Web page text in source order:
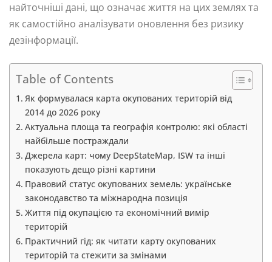
найточніші дані, що означає життя на цих землях та
як самостійно аналізувати оновлення без ризику
дезінформації.
Table of Contents
Як формувалася карта окупованих територій від
2014 до 2026 року
Актуальна площа та географія контролю: які області
найбільше постраждали
Джерела карт: чому DeepStateMap, ISW та інші
показують дещо різні картини
Правовий статус окупованих земель: українське
законодавство та міжнародна позиція
Життя під окупацією та економічний вимір
територій
Практичний гід: як читати карту окупованих
територій та стежити за змінами